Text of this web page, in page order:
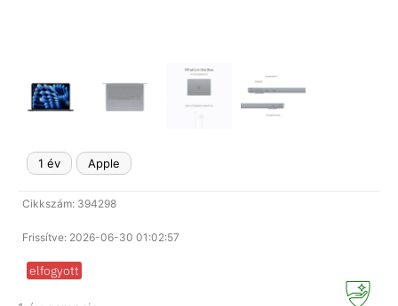
1 év Apple
Cikkszám: 394298
Frissítve: 2026-06-30 01:02:57
elfogyott